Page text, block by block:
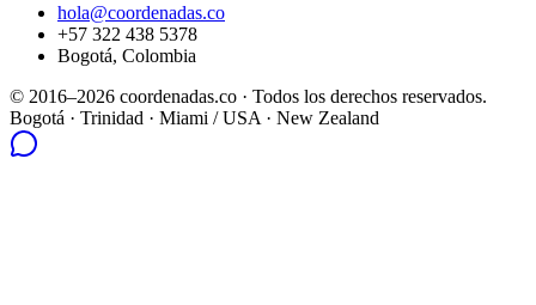
hola@coordenadas.co
+57 322 438 5378
Bogotá, Colombia
© 2016–2026 coordenadas.co · Todos los derechos reservados.
Bogotá · Trinidad · Miami / USA · New Zealand